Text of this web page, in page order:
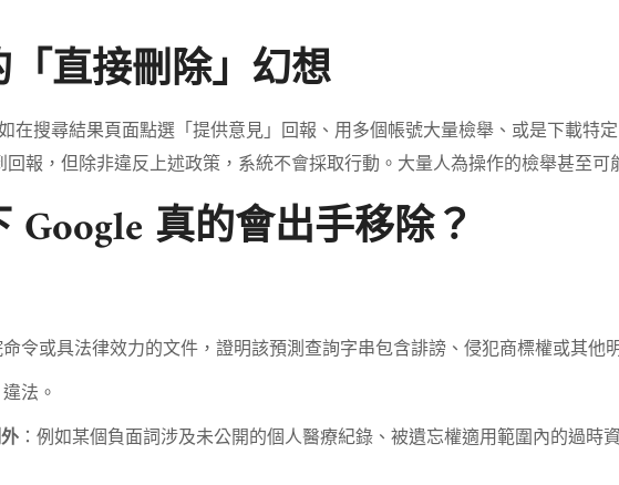
直接刪除」幻想
在搜尋結果頁面點選「提供意見」回報、用多個帳號大量檢舉、或是下載特
回報，但除非違反上述政策，系統不會採取行動。大量人為操作的檢舉甚至
真的會出手移除？
令或具法律效力的文件，證明該預測查詢字串包含誹謗、侵犯商標權或其他
法。
：例如某個負面詞涉及未公開的個人醫療紀錄、被遺忘權適用範圍內的過時